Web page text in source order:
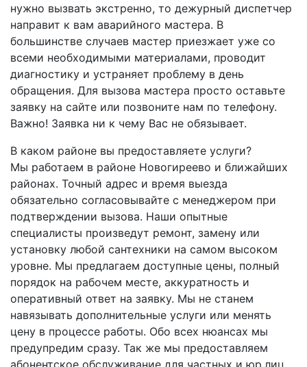
нужно вызвать экстренно, то дежурный диспетчер
направит к вам аварийного мастера. В
большинстве случаев мастер приезжает уже со
всеми необходимыми материалами, проводит
диагностику и устраняет проблему в день
обращения. Для вызова мастера просто оставьте
заявку на сайте или позвоните нам по телефону.
Важно! Заявка ни к чему Вас не обязывает.
В каком районе вы предоставляете услуги?
Мы работаем в районе Новогиреево и ближайших
районах. Точный адрес и время выезда
обязательно согласовывайте с менеджером при
подтверждении вызова. Наши опытные
специалисты произведут ремонт, замену или
установку любой сантехники на самом высоком
уровне. Мы предлагаем доступные цены, полный
порядок на рабочем месте, аккуратность и
оперативный ответ на заявку. Мы не станем
навязывать дополнительные услуги или менять
цену в процессе работы. Обо всех нюансах мы
предупредим сразу. Так же мы предоставляем
абонентское обслуживание для частных и юр.лиц.